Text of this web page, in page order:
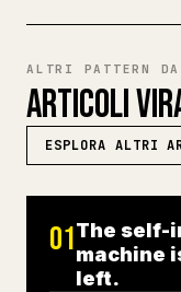
ALTRI PATTERN
ARTICOLI
ESPLORA ALTRI
01The self-
machine
left.